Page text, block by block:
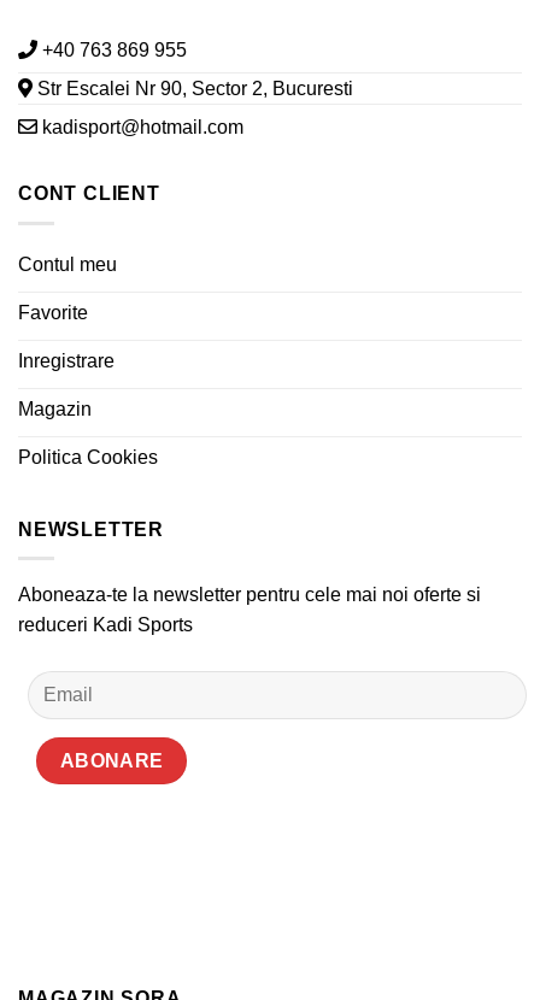
+40 763 869 955
Str Escalei Nr 90, Sector 2, Bucuresti
kadisport@hotmail.com
CONT CLIENT
Contul meu
Favorite
Inregistrare
Magazin
Politica Cookies
NEWSLETTER
Aboneaza-te la newsletter pentru cele mai noi oferte si
reduceri Kadi Sports